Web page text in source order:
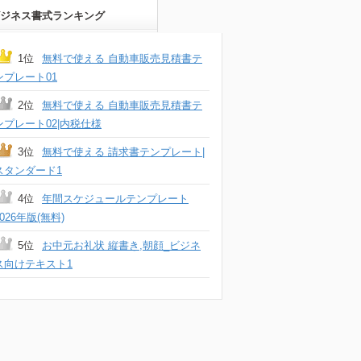
ネス書式ランキング
1位
無料で使える 自動車販売見積書テ
プレート01
2位
無料で使える 自動車販売見積書テ
プレート02|内税仕様
3位
無料で使える 請求書テンプレート|
タンダード1
4位
年間スケジュールテンプレート
年版(無料)
5位
お中元お礼状 縦書き,朝顔_ビジネ
向けテキスト1